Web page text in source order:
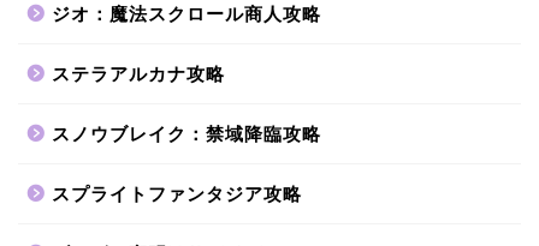
ジオ：魔法スクロール商人攻略
ステラアルカナ攻略
スノウブレイク：禁域降臨攻略
スプライトファンタジア攻略